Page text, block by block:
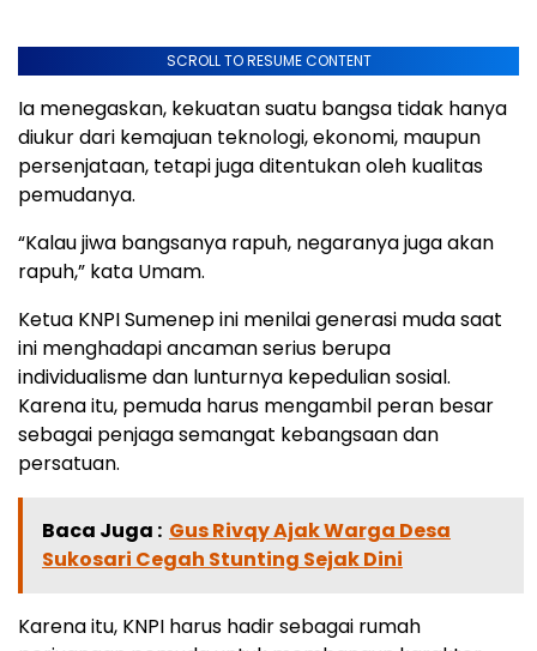
SCROLL TO RESUME CONTENT
Ia menegaskan, kekuatan suatu bangsa tidak hanya
diukur dari kemajuan teknologi, ekonomi, maupun
persenjataan, tetapi juga ditentukan oleh kualitas
pemudanya.
“Kalau jiwa bangsanya rapuh, negaranya juga akan
rapuh,” kata Umam.
Ketua KNPI Sumenep ini menilai generasi muda saat
ini menghadapi ancaman serius berupa
individualisme dan lunturnya kepedulian sosial.
Karena itu, pemuda harus mengambil peran besar
sebagai penjaga semangat kebangsaan dan
persatuan.
Baca Juga : Gus Rivqy Ajak Warga Desa
Sukosari Cegah Stunting Sejak Dini
Karena itu, KNPI harus hadir sebagai rumah